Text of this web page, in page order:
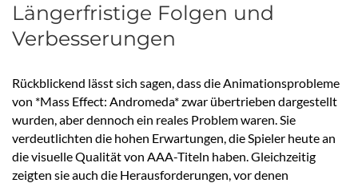
Längerfristige Folgen und
Verbesserungen
Rückblickend lässt sich sagen, dass die Animationsprobleme
von *Mass Effect: Andromeda* zwar übertrieben dargestellt
wurden, aber dennoch ein reales Problem waren. Sie
verdeutlichten die hohen Erwartungen, die Spieler heute an
die visuelle Qualität von AAA-Titeln haben. Gleichzeitig
zeigten sie auch die Herausforderungen, vor denen